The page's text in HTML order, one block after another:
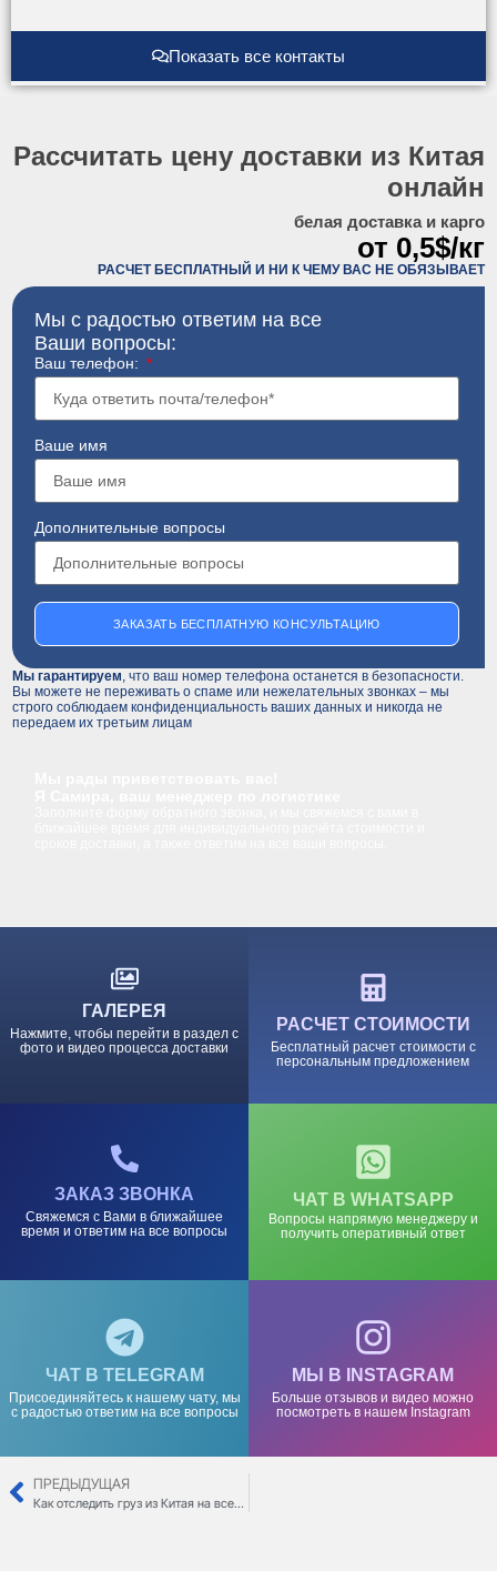
Показать все контакты
Рассчитать цену доставки из Китая
онлайн
белая доставка и карго
от 0,5$/кг
РАСЧЕТ БЕСПЛАТНЫЙ И НИ К ЧЕМУ ВАС НЕ ОБЯЗЫВАЕТ
Мы с радостью ответим на все
Ваши вопросы:
Ваш телефон:
Ваше имя
Дополнительные вопросы
ЗАКАЗАТЬ БЕСПЛАТНУЮ КОНСУЛЬТАЦИЮ
Мы гарантируем, что ваш номер телефона останется в безопасности.
Вы можете не переживать о спаме или нежелательных звонках – мы
строго соблюдаем конфиденциальность ваших данных и никогда не
передаем их третьим лицам
ГАЛЕРЕЯ
Нажмите, чтобы перейти в раздел с
фото и видео процесса доставки
РАСЧЕТ СТОИМОСТИ
Бесплатный расчет стоимости с
персональным предложением
ЗАКАЗ ЗВОНКА
Свяжемся с Вами в ближайшее
время и ответим на все вопросы
ЧАТ В WHATSAPP
Вопросы напрямую менеджеру и
получить оперативный ответ
ЧАТ В TELEGRAM
Присоединяйтесь к нашему чату, мы
с радостью ответим на все вопросы
МЫ В INSTAGRAM
Больше отзывов и видео можно
посмотреть в нашем Instagram
ПРЕДЫДУЩАЯ
Как отследить груз из Китая на всех этапах логистической цепочки: советы и инструменты